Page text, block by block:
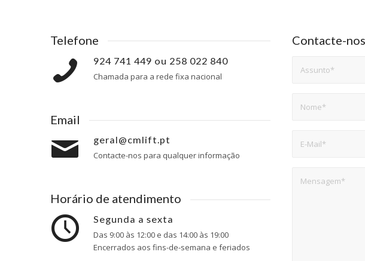
Telefone
924 741 449 ou 258 022 840
Chamada para a rede fixa nacional
Email
geral@cmlift.pt
Contacte-nos para qualquer informação
Horário de atendimento
Segunda a sexta
Das 9:00 às 12:00 e das 14:00 às 19:00
Encerrados aos fins-de-semana e feriados
Contacte-